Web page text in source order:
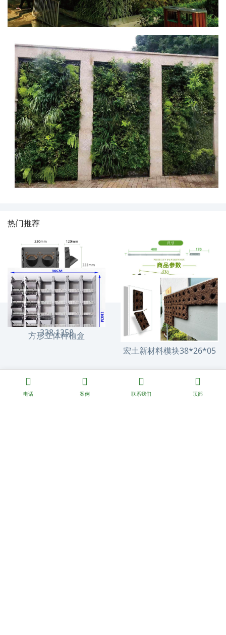
热门推荐
固化纤维土330*120模块
338 1358
垂直绿化4018模块
垂直绿化3318花盆
方形立体种植盒
宏土新材料模块38*26*05
电话 案例 联系我们 顶部